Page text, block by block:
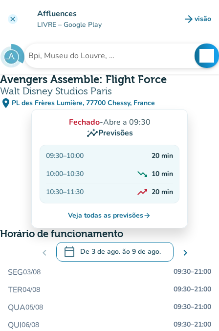
clear Affluences
LIVRE – Google Play arrow_forward visão
(novo
Procura uma instituição
Avengers Assemble: Flight Force
Walt Disney Studios Paris
place Pl. des Frères Lumière, 77700 Chessy, France
(abrir no Google Maps)
(novo separador)
Fechado-Abre a 09:30
insightsPrevisões
09:30–10:00 20 min
10:00–10:30 trending_down 10 min
10:30–11:30 trending_up
Em alta
20 min
Veja todas as previsõesarrow_forward
Horário de funcionamento
chevron_left calendar_today De 3 de ago. ão 9 de ago.
.Abra o calendário para alterar as datas
chevron_right
SEG03/08 09:30–21:00
TER04/08 09:30–21:00
QUA05/08 09:30–21:00
QUI06/08 09:30–21:00